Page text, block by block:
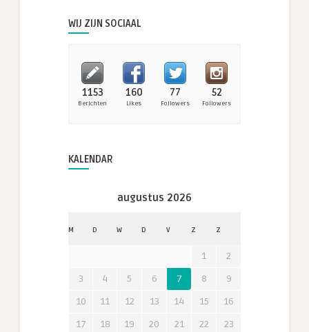
WIJ ZIJN SOCIAAL
1153
Berichten
160
Likes
77
Followers
52
Followers
KALENDAR
augustus 2026
M D W D V Z Z
1
2
3
4 5 6 7 8
9
10
11 12 13 14 15
16
17
18 19 20 21 22
23